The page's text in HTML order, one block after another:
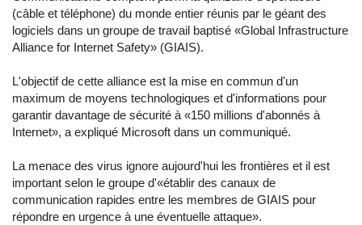
(câble et téléphone) du monde entier réunis par le géant des
logiciels dans un groupe de travail baptisé «Global Infrastructure
Alliance for Internet Safety» (GIAIS).
L'objectif de cette alliance est la mise en commun d'un
maximum de moyens technologiques et d'informations pour
garantir davantage de sécurité à «150 millions d'abonnés à
Internet», a expliqué Microsoft dans un communiqué.
La menace des virus ignore aujourd'hui les frontières et il est
important selon le groupe d'«établir des canaux de
communication rapides entre les membres de GIAIS pour
répondre en urgence à une éventuelle attaque».